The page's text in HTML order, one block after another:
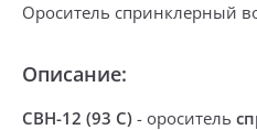
Ороситель спринклерный
Описание:
СВН-12 (93 С) - ороситель